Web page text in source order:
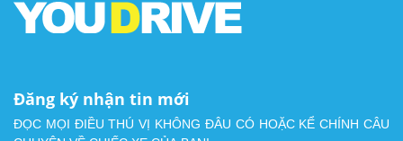
Đăng ký nhận tin mới
ĐỌC MỌI ĐIỀU THÚ VỊ KHÔNG ĐÂU CÓ HOẶC KỂ CHÍNH CÂU